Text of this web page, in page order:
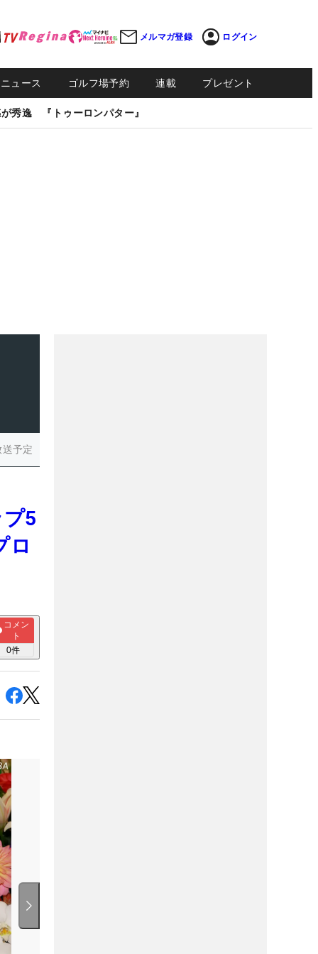
メルマガ登録 ログイン
ュース ゴルフ場予約 連載 プレゼント
秀逸 『トゥーロンパター』
予定
5
ロ
コメン
ト
0件